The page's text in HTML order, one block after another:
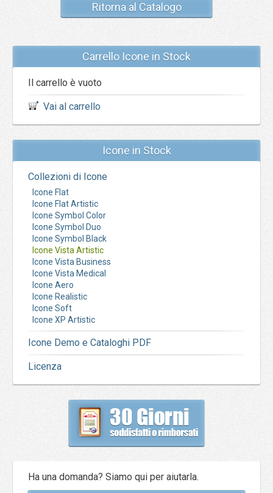
Ritorna al Catalogo
Carrello Icone in Stock
Il carrello è vuoto
Vai al carrello
Icone in Stock
Collezioni di Icone
Icone Flat
Icone Flat Artistic
Icone Symbol Color
Icone Symbol Duo
Icone Symbol Black
Icone Vista Artistic
Icone Vista Business
Icone Vista Medical
Icone Aero
Icone Realistic
Icone Soft
Icone XP Artistic
Icone Demo e Cataloghi PDF
Licenza
Ha una domanda? Siamo qui per aiutarla.